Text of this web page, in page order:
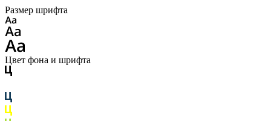
Размер шрифта
Цвет фона и шрифта